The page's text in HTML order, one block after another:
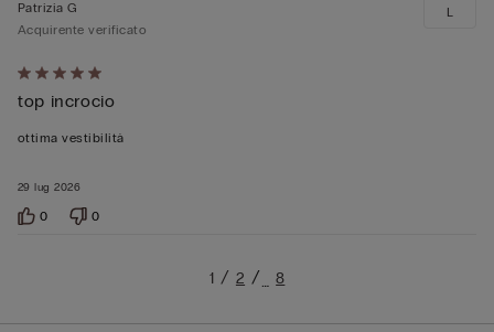
Valutato
5
su
29 lug 2026
Patrizia G
Acquirente verificato
top incrocio
ottima vestibilità
L
0 0
1 2 … 8